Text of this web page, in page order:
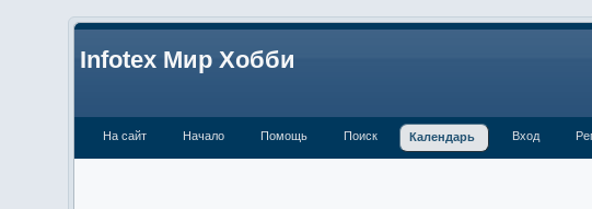
Infotex Мир Хобби
На сайт Начало Помощь Поиск Календарь Вход